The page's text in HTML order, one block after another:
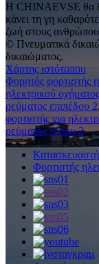
Η CHINAEVSE θα
κάνει τη γη
ζωή στους
© Πνευματικά
δικαιώματος.
Χάρτης ιστότοπου
Φορητός φορτιστής
ηλεκτρικού
ρεύματος επιπέδου 2,
φορτιστής για
ρεύματος τύπου 2,
Φορτιστής